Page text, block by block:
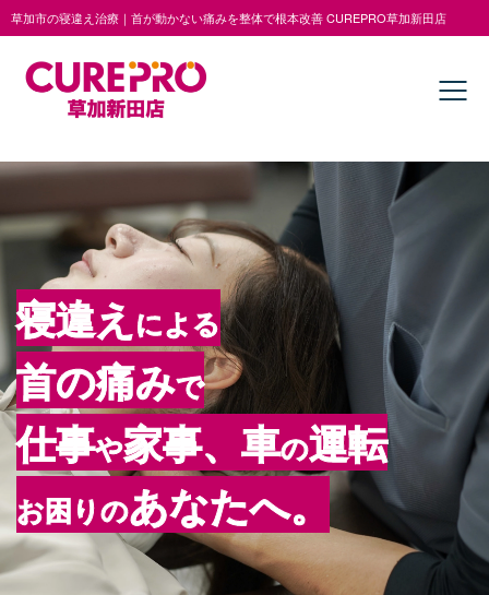
草加市の寝違え治療｜首が動かない痛みを整体で根本改善 CUREPRO草加新田店
寝違え による
首の痛みで
仕事や家事、車の運転
お困りのあなたへ。